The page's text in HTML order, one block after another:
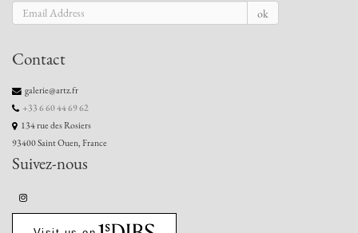
ok
Contact
galerie@artz.fr
+33 6 60 44 69 62
134 rue des Rosiers
93400 Saint Ouen, France
Suivez-nous